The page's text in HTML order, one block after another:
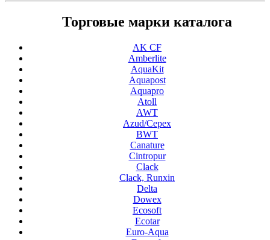
Торговые марки каталога
AK CF
Amberlite
AquaKit
Aquapost
Aquapro
Atoll
AWT
Azud/Cepex
BWT
Canature
Cintropur
Clack
Clack, Runxin
Delta
Dowex
Ecosoft
Ecotar
Euro-Aqua